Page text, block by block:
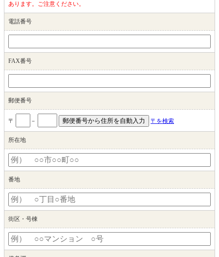
あります。ご注意ください。
電話番号
FAX番号
郵便番号
〒 － 〒を検索
所在地
番地
街区・号棟